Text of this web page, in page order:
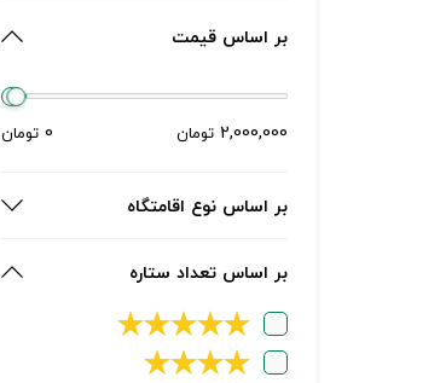
بر اساس قیمت
0 تومان 2,000,000 تومان
بر اساس نوع اقامتگاه
بر اساس تعداد ستاره
★
★
★
★
★
★
★
★
★